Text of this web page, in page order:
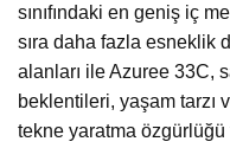
sınıfındaki en geniş iç
sıra daha fazla esneklik
alanları ile Azuree 33C,
beklentileri, yaşam tarzı
tekne yaratma özgürlüğü